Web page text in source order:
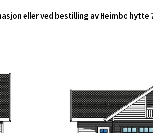
eller ved bestilling av Heimbo hytte